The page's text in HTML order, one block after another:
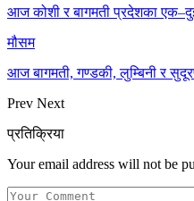
आज कोशी र बागमती प्रदेशका एक–दुई
मौसम
आज बागमती, गण्डकी, लुम्बिनी र
Prev Next
प्रतिक्रिया
Your email address will not be